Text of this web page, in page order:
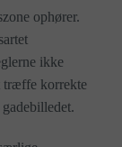
ophører.
ikke
træffe korrekte